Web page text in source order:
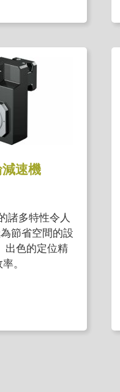
速機
諸多特性令人
節省空間的設
出色的定位精
。